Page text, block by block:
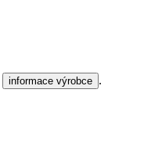
informace výrobce .